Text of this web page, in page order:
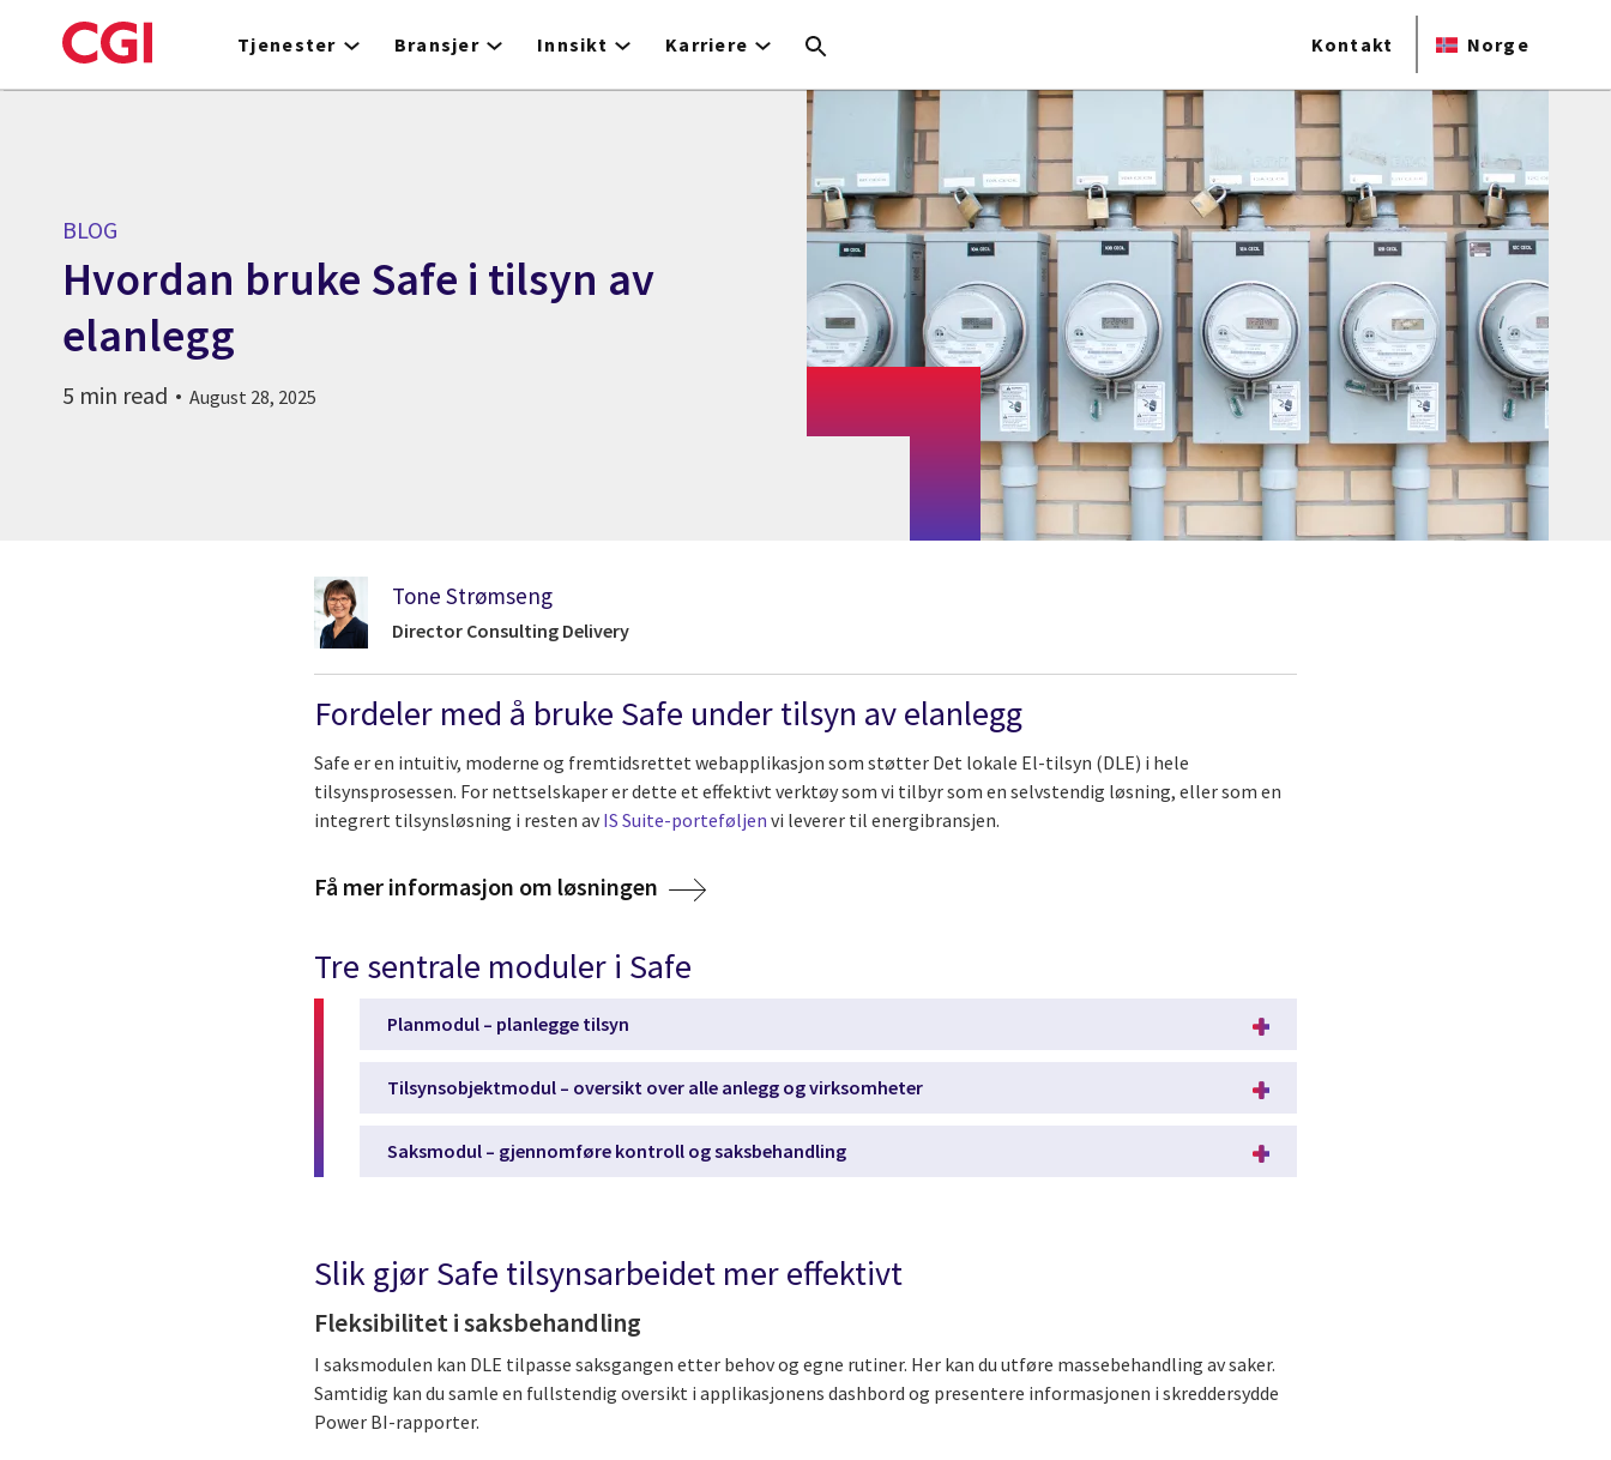
to
Tjenester Bransjer Innsikt Karriere Kontakt Norge
BLOG
Hvordan bruke Safe i tilsyn av
elanlegg
5 min read August 28, 2025
Tone Strømseng
Director Consulting Delivery
Fordeler med å bruke Safe under tilsyn av elanlegg
Safe er en intuitiv, moderne og fremtidsrettet webapplikasjon som støtter Det lokale El-tilsyn (DLE) i hele
tilsynsprosessen. For nettselskaper er dette et effektivt verktøy som vi tilbyr som en selvstendig løsning, eller som en
integrert tilsynsløsning i resten avIS Suite-porteføljen vi leverer til energibransjen.
Få mer informasjon om løsningen
Tre sentrale moduler i Safe
Planmodul – planlegge tilsyn
Tilsynsobjektmodul – oversikt over alle anlegg og virksomheter
Saksmodul – gjennomføre kontroll og saksbehandling
Slik gjør Safe tilsynsarbeidet mer effektivt
Fleksibilitet i saksbehandling
I saksmodulen kan DLE tilpasse saksgangen etter behov og egne rutiner. Her kan du utføre massebehandling av saker.
Samtidig kan du samle en fullstendig oversikt i applikasjonens dashbord og presentere informasjonen i skreddersydde
Power BI-rapporter.